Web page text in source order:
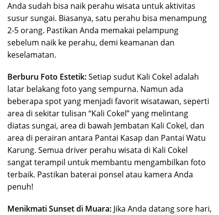
Anda sudah bisa naik perahu wisata untuk aktivitas
susur sungai. Biasanya, satu perahu bisa menampung
2-5 orang. Pastikan Anda memakai pelampung
sebelum naik ke perahu, demi keamanan dan
keselamatan.
Berburu Foto Estetik:Setiap sudut Kali Cokel adalah
latar belakang foto yang sempurna. Namun ada
beberapa spot yang menjadi favorit wisatawan, seperti
area di sekitar tulisan “Kali Cokel” yang melintang
diatas sungai, area di bawah Jembatan Kali Cokel, dan
area di perairan antara Pantai Kasap dan Pantai Watu
Karung. Semua driver perahu wisata di Kali Cokel
sangat terampil untuk membantu mengambilkan foto
terbaik. Pastikan baterai ponsel atau kamera Anda
penuh!
Menikmati Sunset di Muara: Jika Anda datang sore hari,